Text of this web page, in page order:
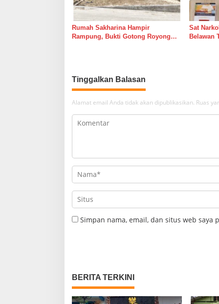
Rumah Sakharina Hampir
Rampung, Bukti Gotong Royong
Sat
Belawan
Tinggalkan Balasan
Alamat email Anda tidak akan dipublikasikan. Ruas
Simpan nama, email, dan situs web
BERITA TERKINI